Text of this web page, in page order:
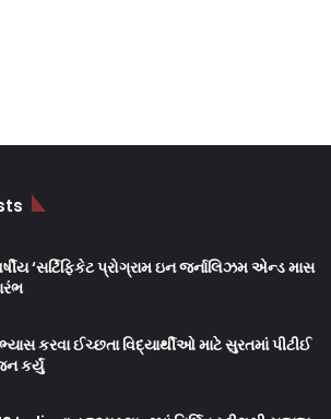
‘સર્ટિફિકેટ પ્રોગ્રામ ઇન જર્નાલિઝમ એન્ડ માસ
કરવા ઈચ્છતા વિદ્યાર્થીઓ માટે સુરતમાં પીટીઈ
કર્યું